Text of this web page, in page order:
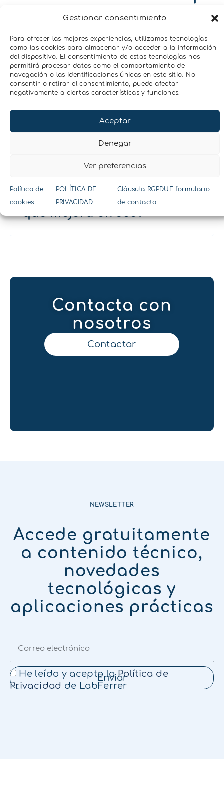
Gestionar consentimiento
Para ofrecer las mejores experiencias, utilizamos tecnologías
como las cookies para almacenar y/o acceder a la información
del dispositivo. El consentimiento de estas tecnologías nos
permitirá procesar datos como el comportamiento de
navegación o las identificaciones únicas en este sitio. No
consentir o retirar el consentimiento, puede afectar
negativamente a ciertas características y funciones.
Aceptar
Denegar
Ver preferencias
Política de
cookies
POLÍTICA DE
PRIVACIDAD
Cláusula RGPDUE formulario
de contacto
sonda SOLYX 14?
¿La sonda SOLYX
14 se instala como
las sondas TEROS?
¿Qué es la
tecnología CDX y
qué mejora ofrece?
Contacta con
nosotros
Contactar
NEWSLETTER
Accede gratuitamente
a contenido técnico,
novedades
tecnológicas y
aplicaciones prácticas
He leído y acepto la Política de
Privacidad de LabFerrer
Enviar